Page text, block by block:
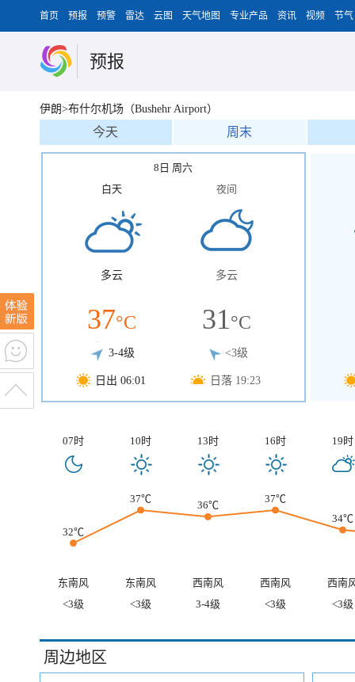
首页 预报 预警 雷达 云图 天气地图 专业产品 资讯 视频 节气
预报
伊朗>布什尔机场（Bushehr Airport）
今天 周末
8日 周六
白天
多云
37°C
3-4级
日出 06:01
夜间
多云
31°C
<3级
日落 19:23
07时 10时 13时 16时 19时
32℃
37℃
36℃
37℃
34℃
东南风 东南风 西南风 西南风
西南
<3级
<3级 3-4级 <3级 <3级
周边地区